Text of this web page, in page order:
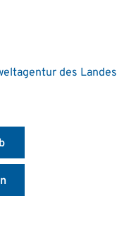
des Landes